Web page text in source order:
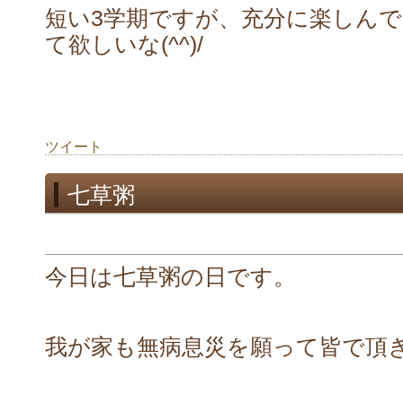
短い3学期ですが、充分に楽しん
て欲しいな(^^)/
ツイート
七草粥
今日は七草粥の日です。
我が家も無病息災を願って皆で頂